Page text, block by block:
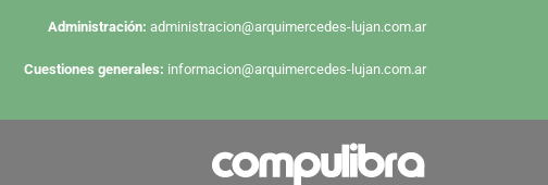
Administración: administracion@arquimercedes-lujan.com.ar
Cuestiones generales: informacion@arquimercedes-lujan.com.ar